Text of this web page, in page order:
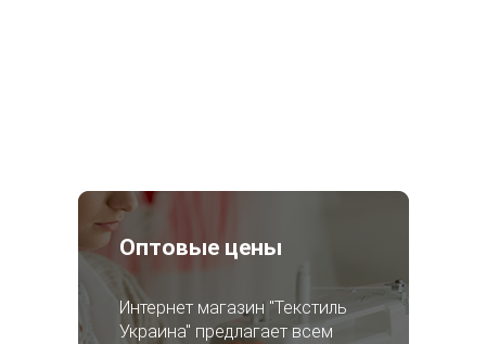
Оптовые цены
Интернет магазин "Текстиль
Украина" предлагает всем